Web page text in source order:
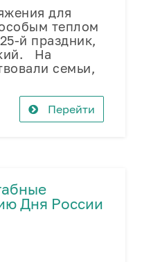
для
теплом
й праздник,
На
семьи,
Перейти
Дня России